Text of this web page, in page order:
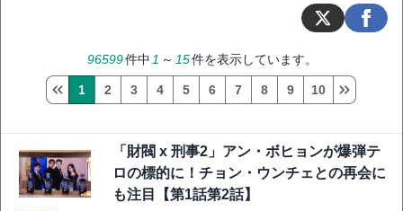
96599件中 1 ～ 15件を表示しています。
1 2 3 4 5 6 7 8 9 10
「財閥 x 刑事2」アン・ボヒョンが爆弾テ
ロの標的に！チョン・ウンチェとの再会に
も注目【第1話第2話】